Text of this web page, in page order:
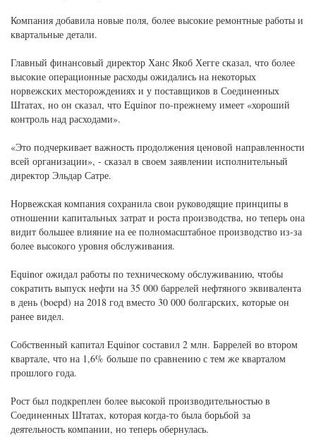
Компания добавила новые поля, более высокие ремонтные работы и
квартальные детали.
Главный финансовый директор Ханс Якоб Хегге сказал, что более
высокие операционные расходы ожидались на некоторых
норвежских месторождениях и у поставщиков в Соединенных
Штатах, но он сказал, что Equinor по-прежнему имеет «хороший
контроль над расходами».
«Это подчеркивает важность продолжения ценовой направленности
всей организации», - сказал в своем заявлении исполнительный
директор Эльдар Сатре.
Норвежская компания сохранила свои руководящие принципы в
отношении капитальных затрат и роста производства, но теперь она
видит большее влияние на ее полномасштабное производство из-за
более высокого уровня обслуживания.
Equinor ожидал работы по техническому обслуживанию, чтобы
сократить выпуск нефти на 35 000 баррелей нефтяного эквивалента
в день (boepd) на 2018 год вместо 30 000 болгарских, которые он
ранее видел.
Собственный капитал Equinor составил 2 млн. Баррелей во втором
квартале, что на 1,6% больше по сравнению с тем же кварталом
прошлого года.
Рост был подкреплен более высокой производительностью в
Соединенных Штатах, которая когда-то была борьбой за
деятельность компании, но теперь обернулась.